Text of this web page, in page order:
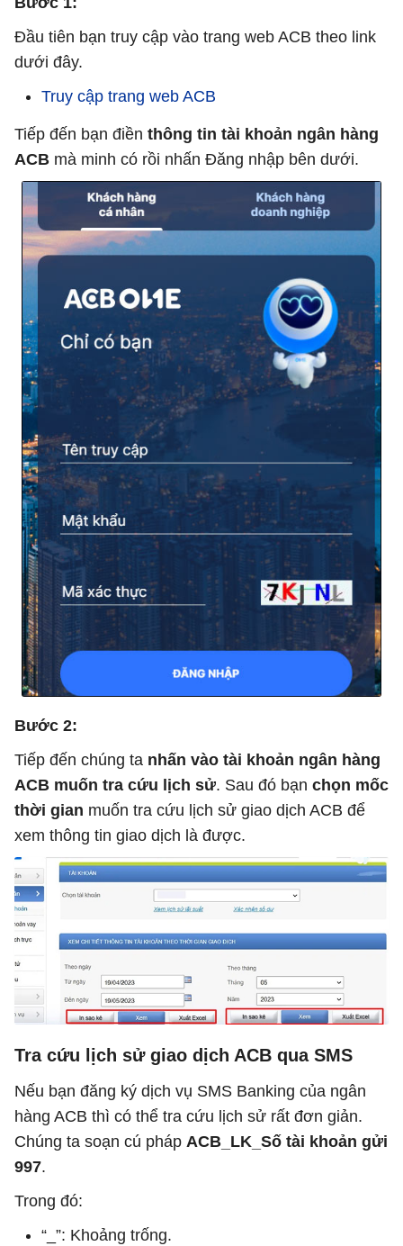
Đầu tiên bạn truy cập vào trang web ACB theo link
dưới đây.
Truy cập trang web ACB
Tiếp đến bạn điền thông tin tài khoản ngân hàng
ACB mà minh có rồi nhấn Đăng nhập bên dưới.
Bước 2:
Tiếp đến chúng ta nhấn vào tài khoản ngân hàng
ACB muốn tra cứu lịch sử. Sau đó bạn chọn mốc
thời gian muốn tra cứu lịch sử giao dịch ACB để
xem thông tin giao dịch là được.
Tra cứu lịch sử giao dịch ACB qua SMS
Nếu bạn đăng ký dịch vụ SMS Banking của ngân
hàng ACB thì có thể tra cứu lịch sử rất đơn giản.
Chúng ta soạn cú pháp ACB_LK_Số tài khoản gửi
997.
Trong đó:
“_”: Khoảng trống.